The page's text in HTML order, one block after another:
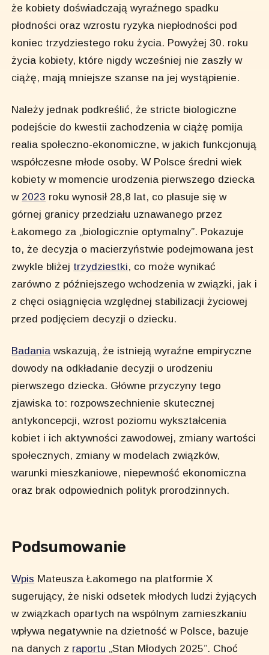
że kobiety doświadczają wyraźnego spadku
płodności oraz wzrostu ryzyka niepłodności pod
koniec trzydziestego roku życia. Powyżej 30. roku
życia kobiety, które nigdy wcześniej nie zaszły w
ciążę, mają mniejsze szanse na jej wystąpienie.
Należy jednak podkreślić, że stricte biologiczne
podejście do kwestii zachodzenia w ciążę pomija
realia społeczno-ekonomiczne, w jakich funkcjonują
współczesne młode osoby. W Polsce średni wiek
kobiety w momencie urodzenia pierwszego dziecka
w 2023 roku wynosił 28,8 lat, co plasuje się w
górnej granicy przedziału uznawanego przez
Łakomego za „biologicznie optymalny”. Pokazuje
to, że decyzja o macierzyństwie podejmowana jest
zwykle bliżej trzydziestki, co może wynikać
zarówno z późniejszego wchodzenia w związki, jak i
z chęci osiągnięcia względnej stabilizacji życiowej
przed podjęciem decyzji o dziecku.
Badania wskazują, że istnieją wyraźne empiryczne
dowody na odkładanie decyzji o urodzeniu
pierwszego dziecka. Główne przyczyny tego
zjawiska to: rozpowszechnienie skutecznej
antykoncepcji, wzrost poziomu wykształcenia
kobiet i ich aktywności zawodowej, zmiany wartości
społecznych, zmiany w modelach związków,
warunki mieszkaniowe, niepewność ekonomiczna
oraz brak odpowiednich polityk prorodzinnych.
Podsumowanie
Wpis Mateusza Łakomego na platformie X
sugerujący, że niski odsetek młodych ludzi żyjących
w związkach opartych na wspólnym zamieszkaniu
wpływa negatywnie na dzietność w Polsce, bazuje
na danych z raportu „Stan Młodych 2025”. Choć